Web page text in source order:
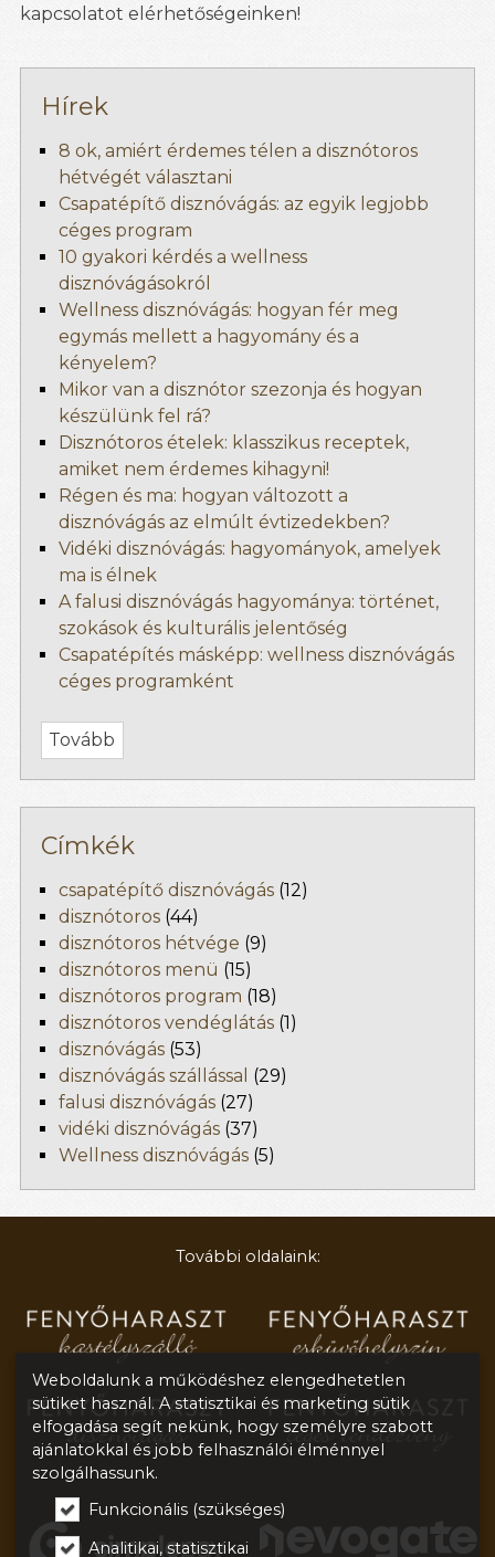
kapcsolatot elérhetőségeinken!
Hírek
8 ok, amiért érdemes télen a disznótoros
hétvégét választani
Csapatépítő disznóvágás: az egyik legjobb
céges program
10 gyakori kérdés a wellness
disznóvágásokról
Wellness disznóvágás: hogyan fér meg
egymás mellett a hagyomány és a
kényelem?
Mikor van a disznótor szezonja és hogyan
készülünk fel rá?
Disznótoros ételek: klasszikus receptek,
amiket nem érdemes kihagyni!
Régen és ma: hogyan változott a
disznóvágás az elmúlt évtizedekben?
Vidéki disznóvágás: hagyományok, amelyek
ma is élnek
A falusi disznóvágás hagyománya: történet,
szokások és kulturális jelentőség
Csapatépítés másképp: wellness disznóvágás
céges programként
Tovább
Címkék
csapatépítő disznóvágás (12)
disznótoros (44)
disznótoros hétvége (9)
disznótoros menü (15)
disznótoros program (18)
disznótoros vendéglátás (1)
disznóvágás (53)
disznóvágás szállással (29)
falusi disznóvágás (27)
vidéki disznóvágás (37)
Wellness disznóvágás (5)
További oldalaink:
Weboldalunk a működéshez elengedhetetlen
sütiket használ. A statisztikai és marketing sütik
elfogadása segít nekünk, hogy személyre szabott
ajánlatokkal és jobb felhasználói élménnyel
szolgálhassunk.
Funkcionális (szükséges)
Analitikai, statisztikai